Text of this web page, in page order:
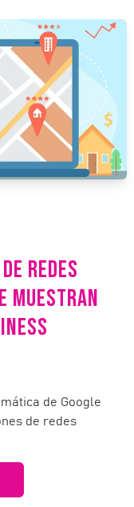
REDES
MUESTRAN
de Google
de redes